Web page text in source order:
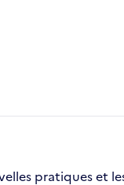
pratiques et